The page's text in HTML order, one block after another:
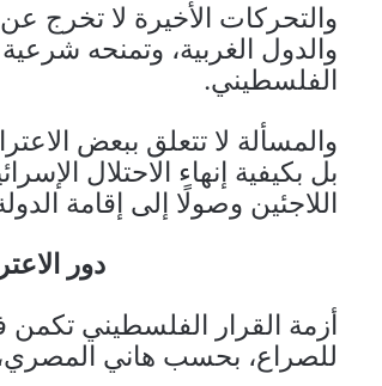
والتحركات الأخيرة لا تخرج
والدول الغربية، وتمنحه
الفلسطيني.
والمسألة لا تتعلق ببعض
بل بكيفية إنهاء الاحتلال
اللاجئين وصولًا إلى إقامة
دور
أزمة القرار الفلسطيني
للصراع، بحسب هاني